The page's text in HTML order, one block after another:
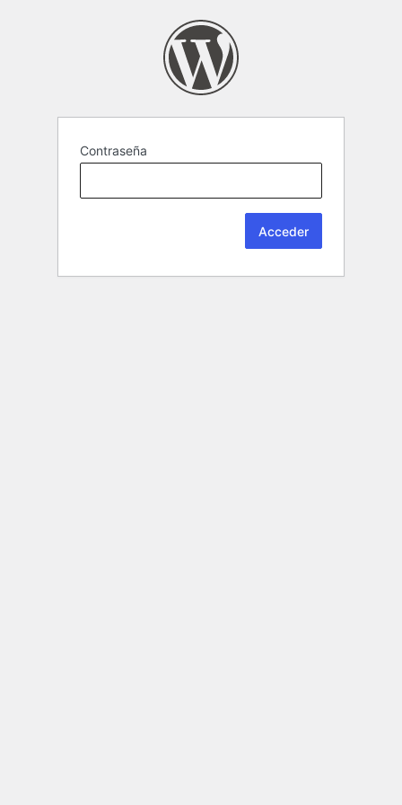
Contraseña